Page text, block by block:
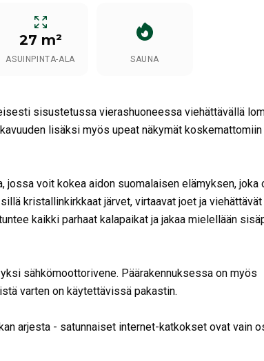
27 m²
ASUINPINTA-ALA SAUNA
sisustetussa vierashuoneessa viehättävällä
lisäksi myös upeat näkymät koskemattomiin
jossa voit kokea aidon suomalaisen elämyksen, joka
kristallinkirkkaat järvet, virtaavat joet ja viehättävät
kaikki parhaat kalapaikat ja jakaa mielellään
sähkömoottorivene. Päärakennuksessa on myös
varten on käytettävissä pakastin.
arjesta - satunnaiset internet-katkokset ovat vain